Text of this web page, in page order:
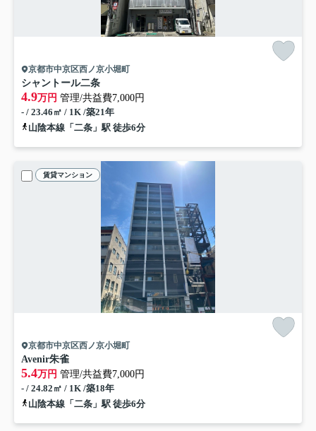
京都市中京区西ノ京小堀町
シャントール二条
4.9万円 管理/共益費7,000円
- / 23.46㎡ / 1K /築21年
山陰本線「二条」駅 徒歩6分
賃貸マンション
京都市中京区西ノ京小堀町
Avenir朱雀
5.4万円 管理/共益費7,000円
- / 24.82㎡ / 1K /築18年
山陰本線「二条」駅 徒歩6分